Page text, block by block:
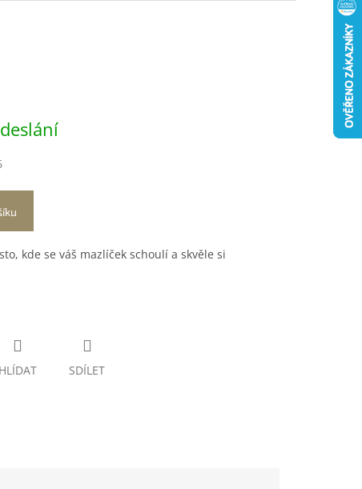
kde se váš mazlíček schoulí a skvěle si
HLÍDAT SDÍLET